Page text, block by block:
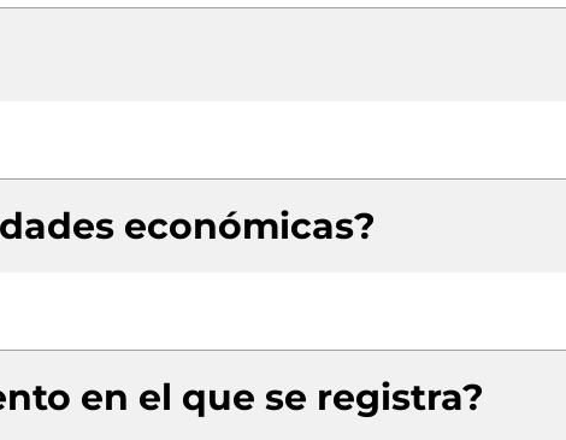
económicas?
en el que se registra?